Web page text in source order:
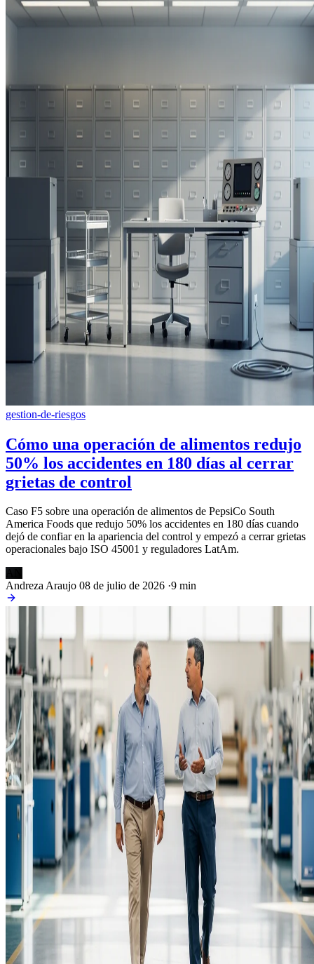
gestion-de-riesgos
Cómo una operación de alimentos redujo
50% los accidentes en 180 días al cerrar
grietas de control
Caso F5 sobre una operación de alimentos de PepsiCo South
America Foods que redujo 50% los accidentes en 180 días cuando
dejó de confiar en la apariencia del control y empezó a cerrar grietas
operacionales bajo ISO 45001 y reguladores LatAm.
Andreza Araujo 08 de julio de 2026 ·9 min